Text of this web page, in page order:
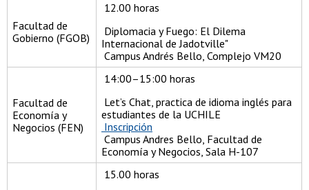
Facultad de
Gobierno (FGOB)
12.00 horas
Diplomacia y Fuego: El Dilema
Internacional de Jadotville"
Campus Andrés Bello, Complejo VM20
Facultad de
Economía y
Negocios (FEN)
14:00–15:00 horas
Let’s Chat, practica de idioma inglés para
estudiantes de la UCHILE
Inscripción
Campus Andres Bello, Facultad de
Economía y Negocios, Sala H-107
15.00 horas